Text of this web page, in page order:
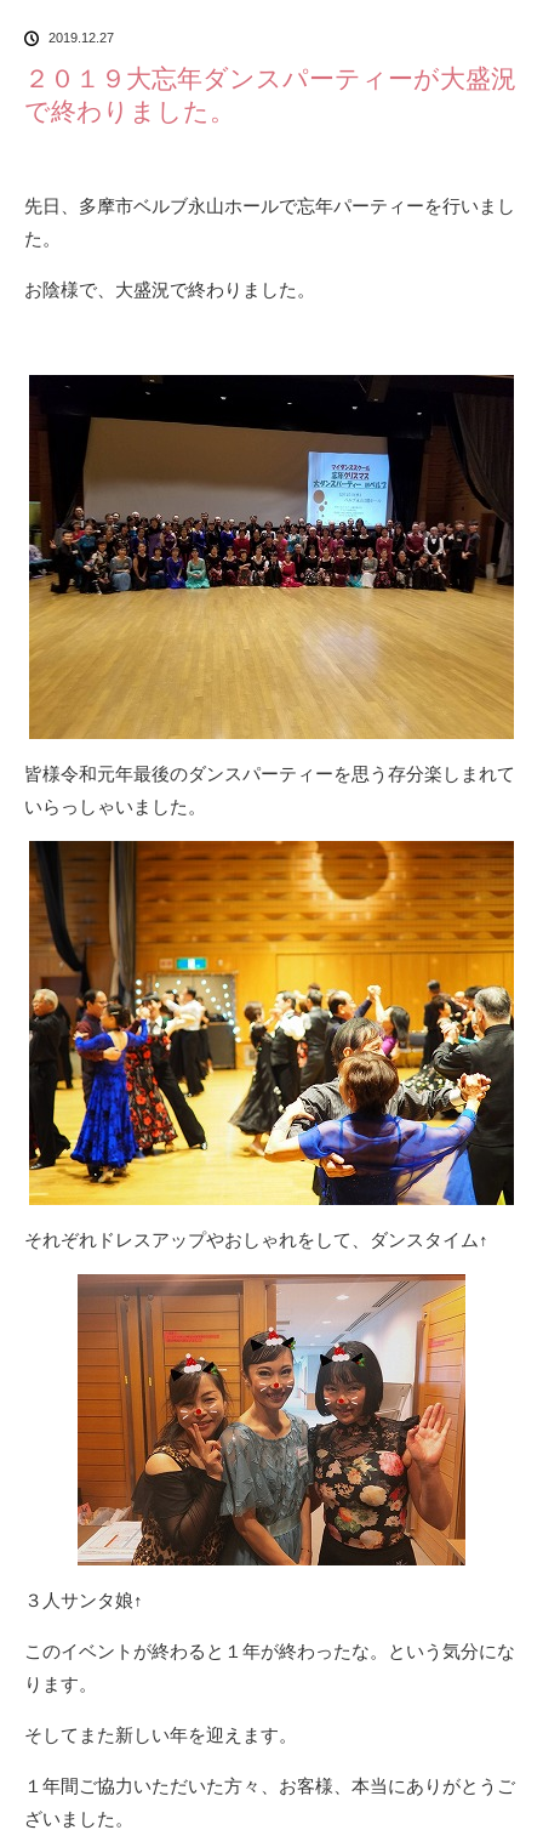
2019.12.27
２０１９大忘年ダンスパーティーが大盛況
で終わりました。
先日、多摩市ベルブ永山ホールで忘年パーティーを行いまし
た。
お陰様で、大盛況で終わりました。
皆様令和元年最後のダンスパーティーを思う存分楽しまれて
いらっしゃいました。
それぞれドレスアップやおしゃれをして、ダンスタイム↑
３人サンタ娘↑
このイベントが終わると１年が終わったな。という気分にな
ります。
そしてまた新しい年を迎えます。
１年間ご協力いただいた方々、お客様、本当にありがとうご
ざいました。